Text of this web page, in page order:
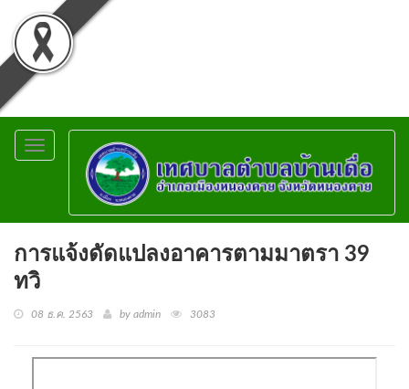
Toggle
navigation
การแจ้งดัดแปลงอาคารตามมาตรา 39
ทวิ
08 ธ.ค. 2563 by admin 3083